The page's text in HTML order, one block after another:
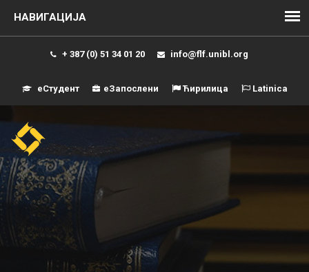
+ 387 (0) 51 34 01 20 info@flf.unibl.org
еСтудент еЗапослени Ћирилица Latinica